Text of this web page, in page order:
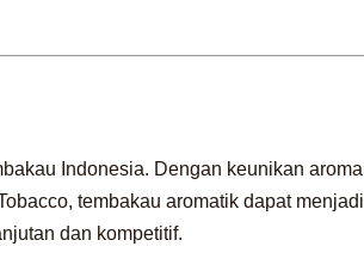
Indonesia. Dengan keunikan aroma
tembakau aromatik dapat menjadi
dan kompetitif.